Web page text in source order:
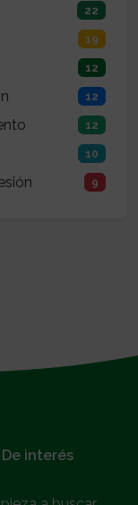
22
19
12
12
12
10
9
De interés